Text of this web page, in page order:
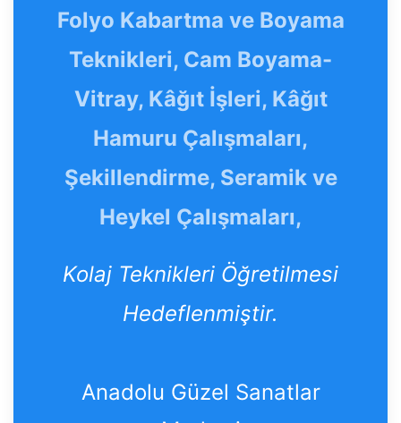
Folyo Kabartma ve Boyama
Teknikleri, Cam Boyama-
Vitray, Kâğıt İşleri, Kâğıt
Hamuru Çalışmaları,
Şekillendirme, Seramik ve
Heykel Çalışmaları,
Kolaj Teknikleri Öğretilmesi
Hedeflenmiştir.
Anadolu Güzel Sanatlar